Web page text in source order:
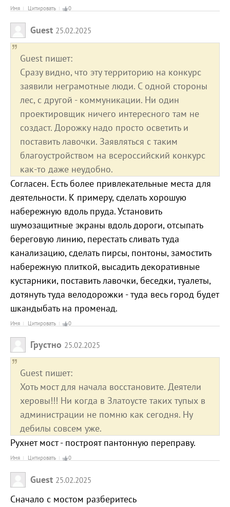
Имя Цитировать 0
Guest 25.02.2025
Guest пишет:
Сразу видно, что эту территорию на конкурс
заявили неграмотные люди. С одной стороны
лес, с другой - коммуникации. Ни один
проектировщик ничего интересного там не
создаст. Дорожку надо просто осветить и
поставить лавочки. Заявляться с таким
благоустройством на всероссийский конкурс
как-то даже неудобно.
Согласен. Есть более привлекательные места для
деятельности. К примеру, сделать хорошую
набережную вдоль пруда. Установить
шумозащитные экраны вдоль дороги, отсыпать
береговую линию, перестать сливать туда
канализацию, сделать пирсы, понтоны, замостить
набережную плиткой, высадить декоративные
кустарники, поставить лавочки, беседки, туалеты,
дотянуть туда велодорожки - туда весь город будет
шкандыбать на променад.
Имя Цитировать 0
Грустно 25.02.2025
Guest пишет:
Хоть мост для начала восстановите. Деятели
херовы!!! Ни когда в Златоусте таких тупых в
администрации не помню как сегодня. Ну
дебилы совсем уже.
Рухнет мост - построят пантонную переправу.
Имя Цитировать 0
Guest 25.02.2025
Сначало с мостом разберитесь